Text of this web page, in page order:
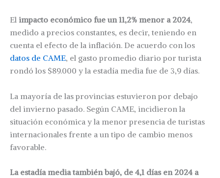
El impacto económico fue un 11,2% menor a 2024,
medido a precios constantes, es decir, teniendo en
cuenta el efecto de la inflación. De acuerdo con los
datos de CAME, el gasto promedio diario por turista
rondó los $89.000 y la estadía media fue de 3,9 días.
La mayoría de las provincias estuvieron por debajo
del invierno pasado. Según CAME, incidieron la
situación económica y la menor presencia de turistas
internacionales frente a un tipo de cambio menos
favorable.
La estadía media también bajó, de 4,1 días en 2024 a